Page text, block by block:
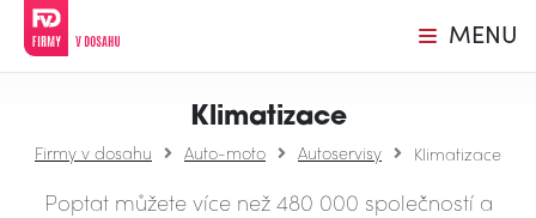
MENU
Klimatizace
Firmy v dosahu Auto-moto Autoservisy Klimatizace
Poptat můžete více než 480 000 společností a